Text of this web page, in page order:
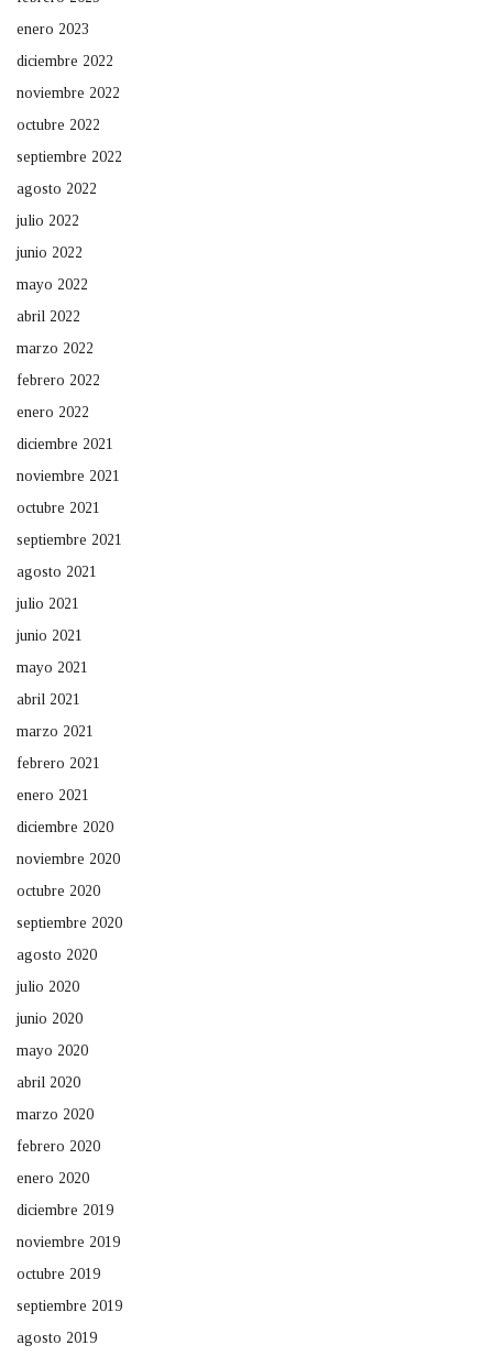
enero 2023
diciembre 2022
noviembre 2022
octubre 2022
septiembre 2022
agosto 2022
julio 2022
junio 2022
mayo 2022
abril 2022
marzo 2022
febrero 2022
enero 2022
diciembre 2021
noviembre 2021
octubre 2021
septiembre 2021
agosto 2021
julio 2021
junio 2021
mayo 2021
abril 2021
marzo 2021
febrero 2021
enero 2021
diciembre 2020
noviembre 2020
octubre 2020
septiembre 2020
agosto 2020
julio 2020
junio 2020
mayo 2020
abril 2020
marzo 2020
febrero 2020
enero 2020
diciembre 2019
noviembre 2019
octubre 2019
septiembre 2019
agosto 2019